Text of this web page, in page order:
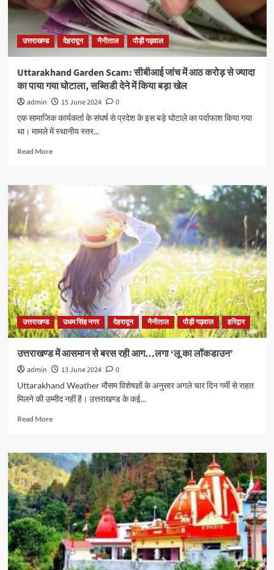
उत्तराखण्ड देहरादून नैनीताल पौड़ी गढ़वाल
Uttarakhand Garden Scam: सीबीआई जांच में आठ करोड़ से ज्यादा
का पाया गया घोटाला, सब्सिडी देने में किया बड़ा खेल
admin 15 June 2024
0
एक सामाजिक कार्यकर्ता के संघर्ष से प्रदेश के इस बड़े घोटाले का पर्दाफाश किया गया
था। मामले में स्थानीय स्तर...
Read More
उत्तराखण्ड उधम सिंह नगर देहरादून नैनीताल पौड़ी गढ़वाल हरिद्वार
उत्तराखण्ड में आसमान से बरस रही आग…लगा ‘लू का लॉकडाउन’
admin 13 June 2024
0
Uttarakhand Weather मौसम विशेषज्ञों के अनुसार अगले चार दिन गर्मी से राहत
मिलने की उम्मीद नहीं है। उत्तराखण्ड के कई...
Read More